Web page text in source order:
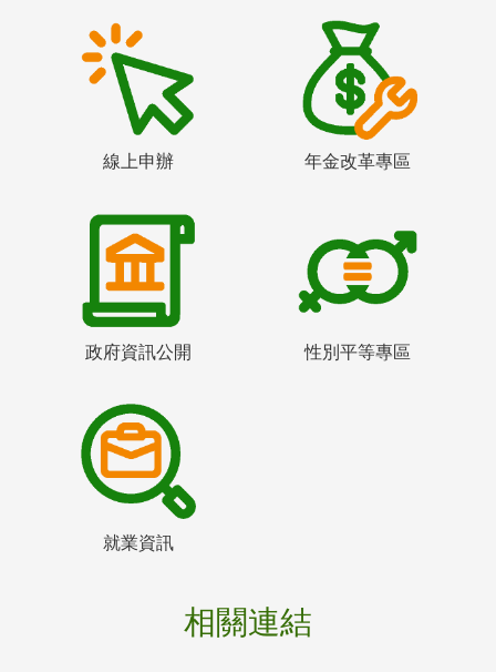
線上申辦 年金改革專區
政府資訊公開 性別平等專區
就業資訊
相關連結